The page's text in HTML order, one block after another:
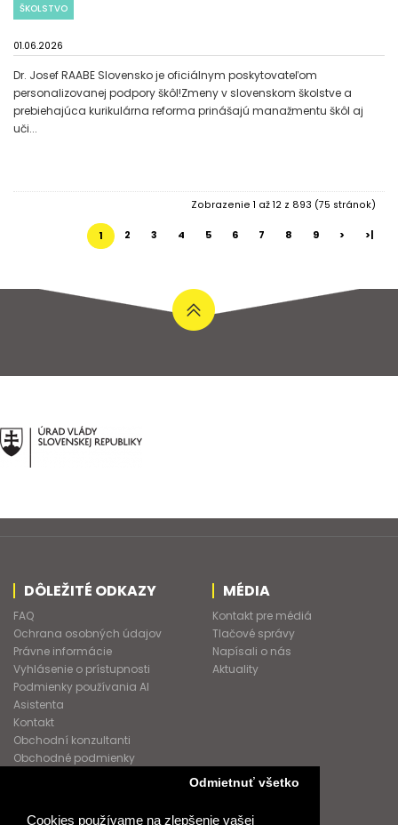
Cookies používame na zlepšenie vašej
Odmietnuť všetko
ŠKOLSTVO
01.06.2026
Dr. Josef RAABE Slovensko je oficiálnym poskytovateľom
personalizovanej podpory škôl!Zmeny v slovenskom školstve a
prebiehajúca kurikulárna reforma prinášajú manažmentu škôl aj
uči...
Zobrazenie 1 až 12 z 893 (75 stránok)
1 2 3 4 5 6 7 8 9 > >|
DÔLEŽITÉ ODKAZY
FAQ
Ochrana osobných údajov
Právne informácie
Vyhlásenie o prístupnosti
Podmienky používania AI
Asistenta
Kontakt
Obchodní konzultanti
Obchodné podmienky
MÉDIA
Kontakt pre médiá
Tlačové správy
Napísali o nás
Aktuality